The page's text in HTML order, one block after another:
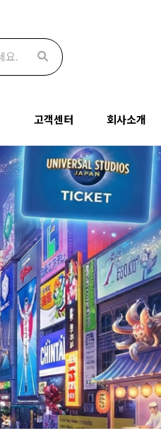
기업/단체문의
기업/단체문의
통역문의
박람회문의
검색하기
고객센터
공지사항
FAQ
질문과 답변
여행약관
회사소개
인사말
오시는길
협력업체
블로그
유튜브